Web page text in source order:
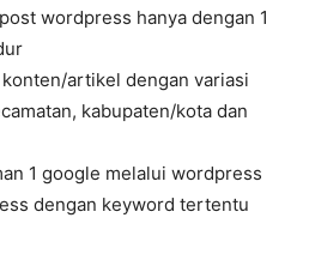
wordpress hanya dengan 1
artikel dengan variasi
kabupaten/kota dan
1 google melalui wordpress
dengan keyword tertentu